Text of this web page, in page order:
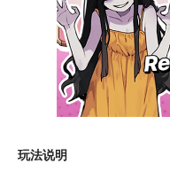
玩法说明